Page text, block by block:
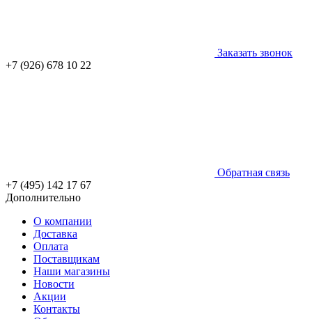
Заказать звонок
+7 (926) 678 10 22
Обратная связь
+7 (495) 142 17 67
Дополнительно
О компании
Доставка
Оплата
Поставщикам
Наши магазины
Новости
Акции
Контакты